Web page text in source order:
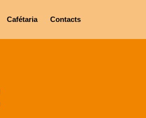
Cafétaria Contacts